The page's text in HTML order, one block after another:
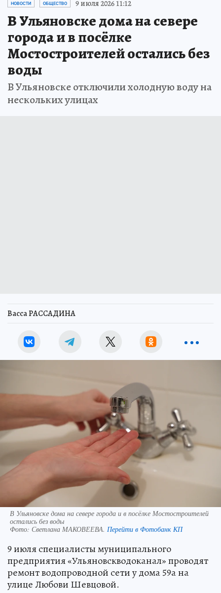
НОВОСТИ ОБЩЕСТВО 9 июля 2026 11:12
В Ульяновске дома на севере
города и в посёлке
Мостостроителей остались без
воды
В Ульяновске отключили холодную воду на
нескольких улицах
Васса РАССАДИНА
В Ульяновске дома на севере города и в посёлке Мостостроителей
остались без воды
Фото: Светлана МАКОВЕЕВА. Перейти в Фотобанк КП
9 июля специалисты муниципального
предприятия «Ульяновскводоканал» проводят
ремонт водопроводной сети у дома 59а на
улице Любови Шевцовой.